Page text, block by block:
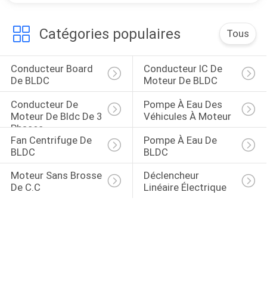
Catégories populaires Tous
Conducteur Board
De BLDC
Conducteur IC De
Moteur De BLDC
Conducteur De
Moteur De Bldc De 3
Phases
Pompe À Eau Des
Véhicules À Moteur
Fan Centrifuge De
BLDC
Pompe À Eau De
BLDC
Moteur Sans Brosse
De C.C
Déclencheur
Linéaire Électrique